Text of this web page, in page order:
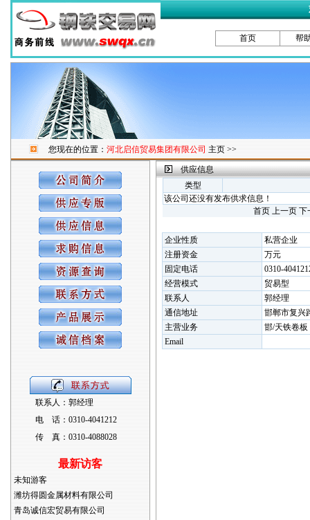
首页 帮
您现在的位置： 河北启信贸易集团有限公司 主页 >>
联系人：郭经理
电 话：0310-4041212
传 真：0310-4088028
最新访客
未知游客
潍坊得圆金属材料有限公司
青岛诚信宏贸易有限公司
供应信息
类型
该公司还没有发布供求信息！
首页 上一页 下
企业性质
私营企业
注册资金
万元
固定电话
0310-
经营模式
贸易型
联系人
郭经理
通信地址
邯郸市复兴
主营业务
邯/天铁卷
Email